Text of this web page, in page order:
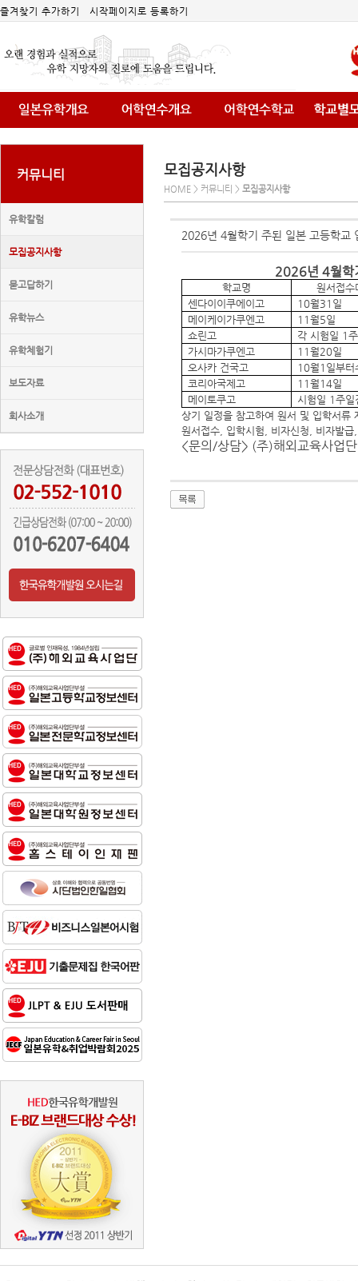
즐겨찾기 추가하기 시작페이지로 등록하기
커뮤니티
유학칼럼
모집공지사항
묻고답하기
유학뉴스
유학체험기
보도자료
회사소개
모집공지사항
HOME > 커뮤니티 > 모집공지사항
2026년 4월학기 주된 일본 고등학교
2026년 4월학
학교명
원서접수
센다이이쿠에이고
10월31 일
메이케이가쿠엔고
11 월5일
쇼린고
각 시험일 1
가시마가쿠엔고
11 월20일
오사카 건국고
10월 1 일부터
코리아국제고
11 월 14일
메이토쿠고
시험일 1 주일
상기 일정을 참고하여 원서 및 입학서류
원서접수, 입학시험 비자신청 비자발급
<문의 /상담> (주)해외교육사업단